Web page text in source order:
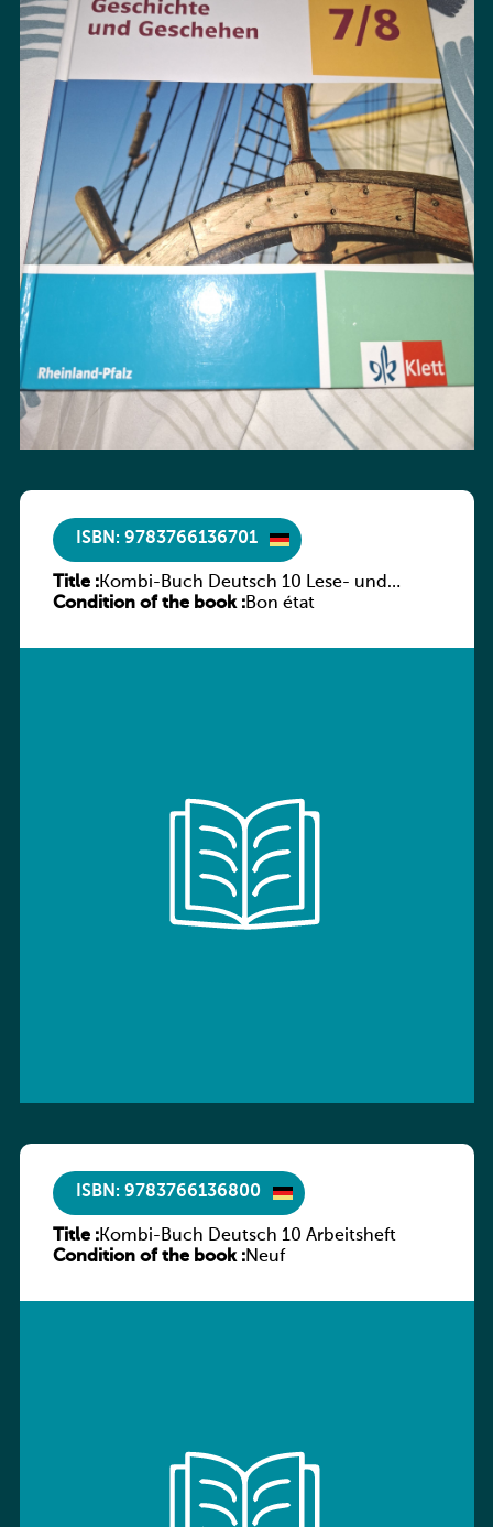
ISBN: 9783766136701
Title :Kombi-Buch Deutsch 10 Lese- und
Sprachbuch
Condition of the book :Bon état
ISBN: 9783766136800
Title :Kombi-Buch Deutsch 10 Arbeitsheft
Condition of the book :Neuf